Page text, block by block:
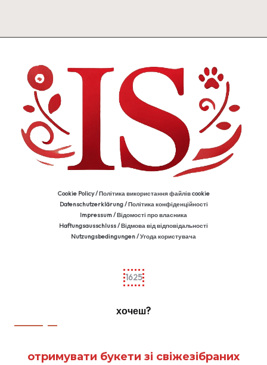
Cookie Policy / Політика використання файлів cookie
Datenschutzerklärung / Політика конфіденційності
Impressum / Відомості про власника
Haftungsausschluss / Відмова від відповідальності
Nutzungsbedingungen / Угода користувача
1625
хочеш?
отримувати букети зі свіжезібраних